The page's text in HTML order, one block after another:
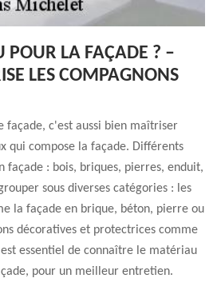
POUR LA FAÇADE ? –
LES COMPAGNONS
façade, c'est aussi bien maîtriser
qui compose la façade. Différents
façade : bois, briques, pierres, enduit,
sous diverses catégories : les
la façade en brique, béton, pierre ou
décoratives et protectrices comme
essentiel de connaître le matériau
pour un meilleur entretien.